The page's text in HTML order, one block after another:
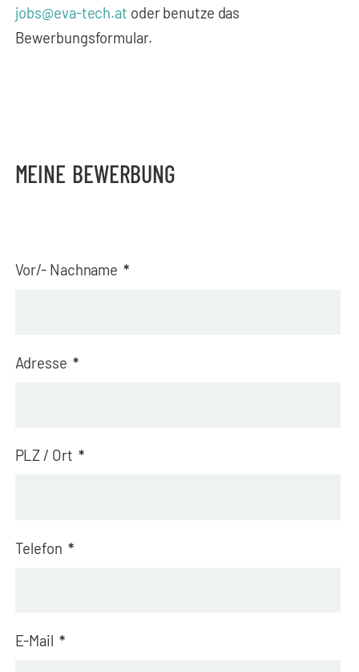
jobs@eva-tech.at oder benutze das
Bewerbungsformular.
MEINE BEWERBUNG
Vor/- Nachname *
Adresse *
PLZ / Ort *
Telefon *
E-Mail *